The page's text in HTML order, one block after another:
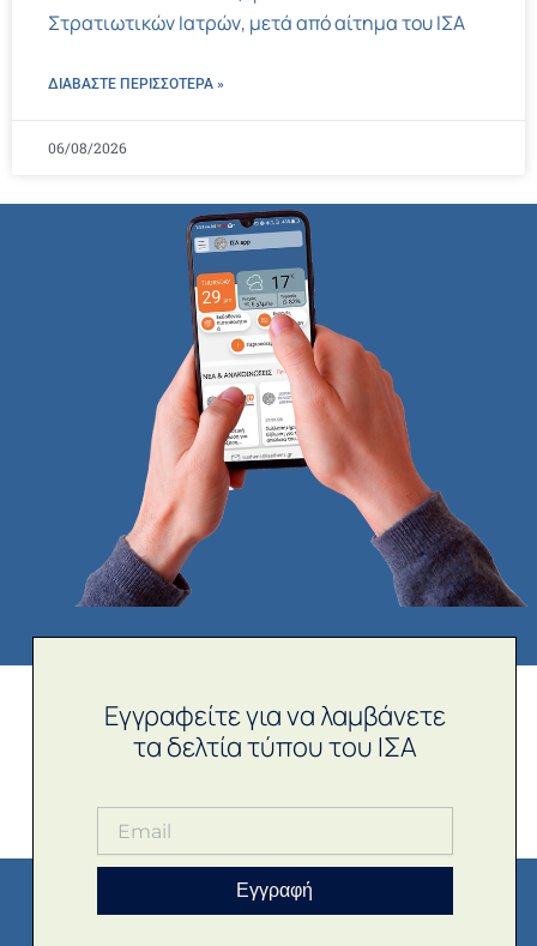
Στρατιωτικών Ιατρών, μετά από αίτημα του ΙΣΑ
ΔΙΑΒΑΣΤΕ ΠΕΡΙΣΣΌΤΕΡΑ »
06/08/2026
Εγγραφείτε για να λαμβάνετε
τα δελτία τύπου του ΙΣΑ
Εγγραφή